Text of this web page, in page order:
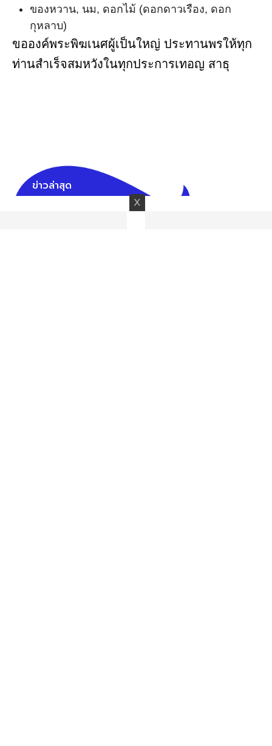
ของหวาน, นม, ดอกไม้ (ดอกดาวเรือง, ดอก
กุหลาบ)
ขอองค์พระพิฆเนศผู้เป็นใหญ่ ประทานพรให้ทุก
ท่านสำเร็จสมหวังในทุกประการเทอญ สาธุ
ข่าวล่าสุด